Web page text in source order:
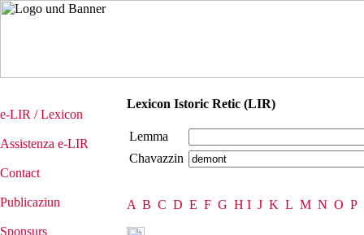
e-LIR / Lexicon
Assistenza e-LIR
Contact
Publicaziun
Sponsurs
Lexicon Istoric Retic (LIR)
Lemma
Chavazzin
A B C D E F G H I J K L M N O P